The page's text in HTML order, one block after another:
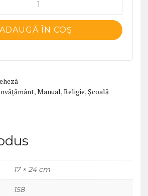
ADAUGĂ ÎN COȘ
,Manual,Religie, Școală
17 × 24 cm
158